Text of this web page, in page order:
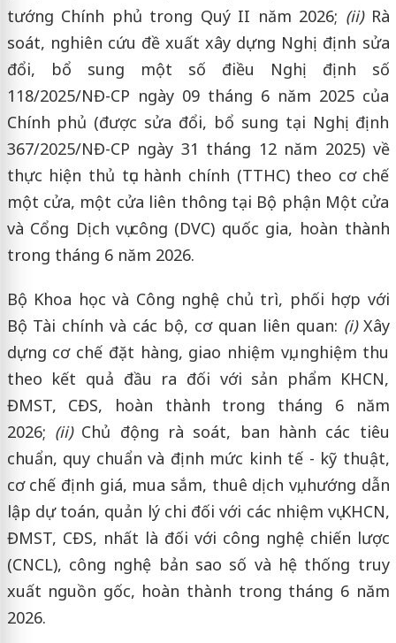
tướng Chính phủ trong Quý II năm 2026; (ii)Rà
soát, nghiên cứu đề xuất xây dựng Nghị định sửa
đổi, bổ sung một số điều Nghị định số
118/2025/NĐ-CP ngày 09 tháng 6 năm 2025 của
Chính phủ (được sửa đổi, bổ sung tại Nghị định
367/2025/NĐ-CP ngày 31 tháng 12 năm 2025) về
thực hiện thủ tục hành chính (TTHC) theo cơ chế
một cửa, một cửa liên thông tại Bộ phận Một cửa
và Cổng Dịch vụ công (DVC) quốc gia, hoàn thành
trong tháng 6 năm 2026.
Bộ Khoa học và Công nghệ chủ trì, phối hợp với
Bộ Tài chính và các bộ, cơ quan liên quan: (i)Xây
dựng cơ chế đặt hàng, giao nhiệm vụ, nghiệm thu
theo kết quả đầu ra đối với sản phẩm KHCN,
ĐMST, CĐS, hoàn thành trong tháng 6 năm
2026; (ii)Chủ động rà soát, ban hành các tiêu
chuẩn, quy chuẩn và định mức kinh tế - kỹ thuật,
cơ chế định giá, mua sắm, thuê dịch vụ, hướng dẫn
lập dự toán, quản lý chi đối với các nhiệm vụ KHCN,
ĐMST, CĐS, nhất là đối với công nghệ chiến lược
(CNCL), công nghệ bản sao số và hệ thống truy
xuất nguồn gốc, hoàn thành trong tháng 6 năm
2026.